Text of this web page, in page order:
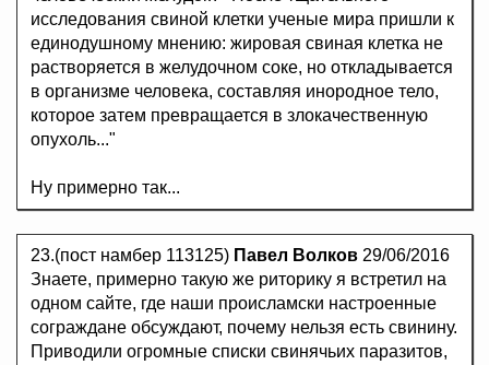
исследования свиной клетки ученые мира пришли к
единодушному мнению: жировая свиная клетка не
растворяется в желудочном соке, но откладывается
в организме человека, составляя инородное тело,
которое затем превращается в злокачественную
опухоль..."
Ну примерно так...
23.(пост намбер 113125) Павел Волков 29/06/2016
Знаете, примерно такую же риторику я встретил на
одном сайте, где наши происламски настроенные
сограждане обсуждают, почему нельзя есть свинину.
Приводили огромные списки свинячьих паразитов,